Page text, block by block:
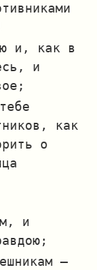
и, как в
и
как
о
и
—